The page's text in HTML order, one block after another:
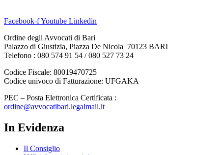
Facebook-fYoutube Linkedin
Ordine degli Avvocati di Bari
Palazzo di Giustizia, Piazza De Nicola 70123 BARI
Telefono : 080 574 91 54 / 080 527 73 24
Codice Fiscale: 80019470725
Codice univoco di Fatturazione: UFGAKA
PEC – Posta Elettronica Certificata :
ordine@avvocatibari.legalmail.it
In Evidenza
Il Consiglio